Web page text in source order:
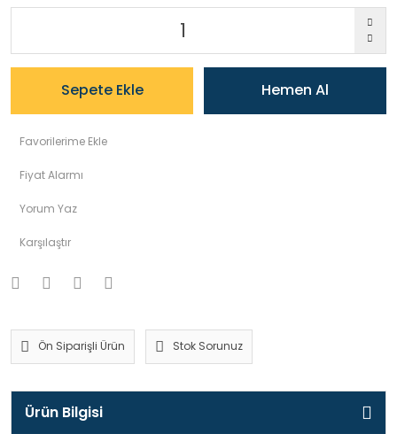
Sepete Ekle Hemen Al
Fiyat Alarmı
Yorum Yaz
Karşılaştır
Ön Siparişli Ürün Stok Sorunuz
Ürün Bilgisi